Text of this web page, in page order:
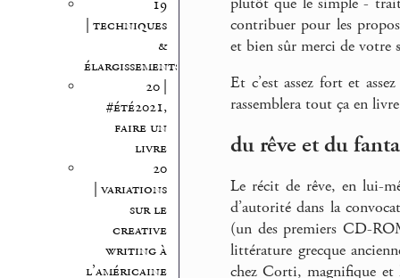
19
| techniques
&
élargissements
20 |
#été2021,
faire un
livre
20
| variations
sur le
creative
writing à
l’américaine
contribuer pour les
et bien sûr merci de votre
Et c’est assez fort et
rassemblera tout ça en
du rêve et du
Le récit de rêve, en lui-
d’autorité dans la
(un des premiers CD-
littérature grecque
chez Corti, magnifique et